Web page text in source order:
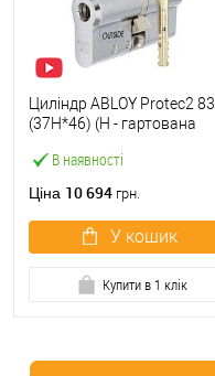
В наявності
Циліндр ABLOY Protec2 83
(37H*46) (H - гартована
Ціна 10 694 грн.
У кошик
Купити в 1 клік